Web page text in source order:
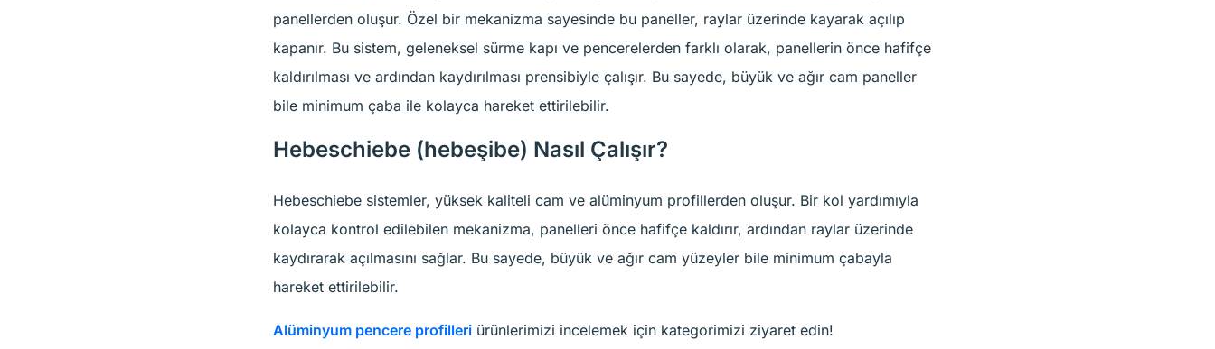
panellerden oluşur. Özel bir mekanizma sayesinde bu paneller, raylar üzerinde kayarak açılıp
kapanır. Bu sistem, geleneksel sürme kapı ve pencerelerden farklı olarak, panellerin önce hafifçe
kaldırılması ve ardından kaydırılması prensibiyle çalışır. Bu sayede, büyük ve ağır cam paneller
bile minimum çaba ile kolayca hareket ettirilebilir.
Hebeschiebe (hebeşibe) Nasıl Çalışır?
Hebeschiebe sistemler, yüksek kaliteli cam ve alüminyum profillerden oluşur. Bir kol yardımıyla
kolayca kontrol edilebilen mekanizma, panelleri önce hafifçe kaldırır, ardından raylar üzerinde
kaydırarak açılmasını sağlar. Bu sayede, büyük ve ağır cam yüzeyler bile minimum çabayla
hareket ettirilebilir.
Alüminyum pencere profilleriürünlerimizi incelemek için kategorimizi ziyaret edin!